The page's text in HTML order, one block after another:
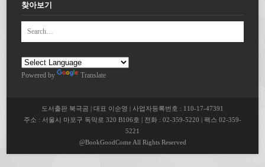
찾아보기
Powered by Translate
도서출판 북극곰 | 대표 이순영 | 사업자등록번호 : 110-17-47391
주소 : 서울시 마포구 독막로 320 B106호 | 전화 : 02-359-5220 | 팩스 02-359-
5221
@BookGoodCome All Rights Reserved